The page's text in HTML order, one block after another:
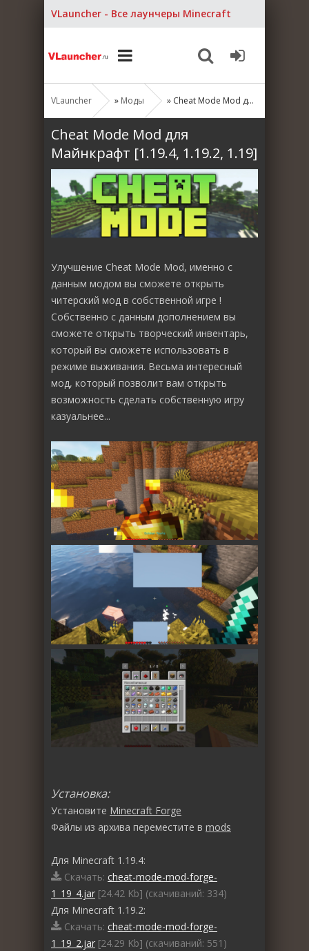
VLauncher - Все лаунчеры Minecraft
VLauncher » Моды » Cheat Mode Mod для Майнкрафт [1.19.4, 1.19.2, 1.19]
Cheat Mode Mod для
Майнкрафт [1.19.4, 1.19.2, 1.19]
Улучшение Cheat Mode Mod, именно с
данным модом вы сможете открыть
читерский мод в собственной игре !
Собственно с данным дополнением вы
сможете открыть творческий инвентарь,
который вы сможете использовать в
режиме выживания. Весьма интересный
мод, который позволит вам открыть
возможность сделать собственную игру
казуальнее...
Установка:
Установите Minecraft Forge
Файлы из архива переместите в mods
Для Minecraft 1.19.4:
Скачать: cheat-mode-mod-forge-
1_19_4.jar [24.42 Kb] (cкачиваний: 334)
Для Minecraft 1.19.2:
Скачать: cheat-mode-mod-forge-
1_19_2.jar [24.29 Kb] (cкачиваний: 551)